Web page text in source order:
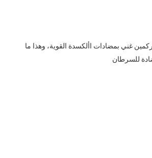
غني بمضادات األكسدة القوية، وهذا ما
للسرطان